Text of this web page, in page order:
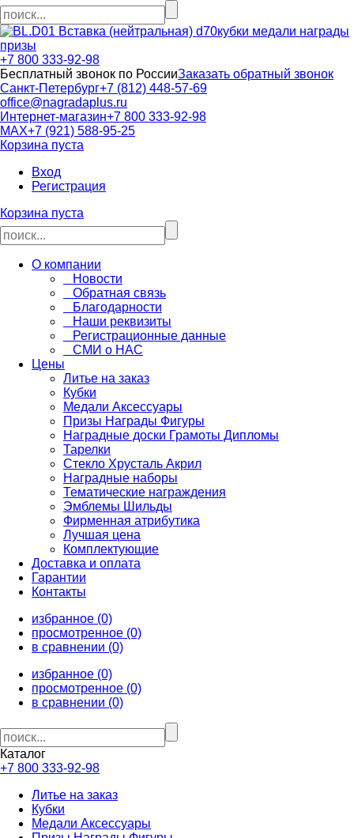
кубки медали награды
призы
+7 800 333-92-98
Бесплатный звонок по РоссииЗаказать обратный звонок
Санкт-Петербург+7 (812) 448-57-69
office@nagradaplus.ru
Интернет-магазин+7 800 333-92-98
MAX+7 (921) 588-95-25
Корзина пуста
Вход
Регистрация
Корзина пуста
О компании
Новости
Обратная связь
Благодарности
Наши реквизиты
Регистрационные данные
СМИ о НАС
Цены
Литье на заказ
Кубки
Медали Аксессуары
Призы Награды Фигуры
Наградные доски Грамоты Дипломы
Тарелки
Стекло Хрусталь Акрил
Наградные наборы
Тематические награждения
Эмблемы Шильды
Фирменная атрибутика
Лучшая цена
Комплектующие
Доставка и оплата
Гарантии
Контакты
избранное (0)
просмотренное (0)
в сравнении (0)
избранное (0)
просмотренное (0)
в сравнении (0)
Каталог
+7 800 333-92-98
Литье на заказ
Кубки
Медали Аксессуары